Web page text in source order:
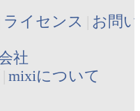
ライセンス お問
社
mixiについて